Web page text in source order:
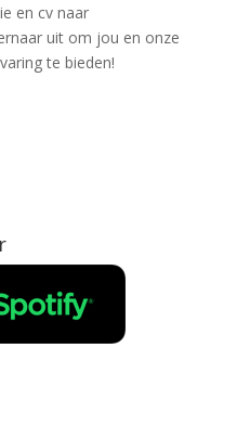
en cv naar
uit om jou en onze
te bieden!